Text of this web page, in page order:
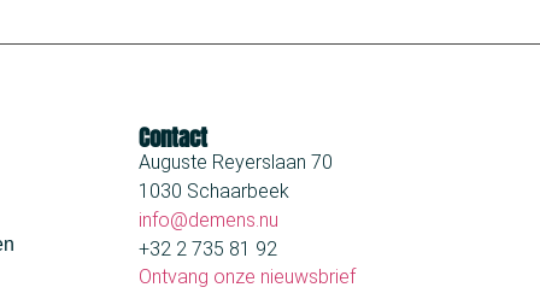
Contact
Auguste Reyerslaan 70
1030 Schaarbeek
info@demens.nu
+32 2 735 81 92
Ontvang onze nieuwsbrief